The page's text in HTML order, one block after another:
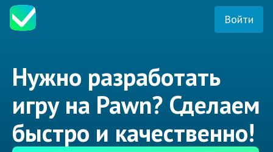
Войти
Нужно разработать
игру на Pawn? Сделаем
быстро и качественно!